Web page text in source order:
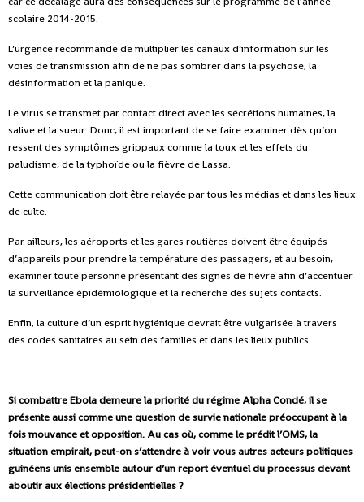
scolaire 2014-2015.
L’urgence recommande de multiplier les canaux d’information sur les
voies de transmission afin de ne pas sombrer dans la psychose, la
désinformation et la panique.
Le virus se transmet par contact direct avec les sécrétions humaines, la
salive et la sueur. Donc, il est important de se faire examiner dès qu’on
ressent des symptômes grippaux comme la toux et les effets du
paludisme, de la typhoïde ou la fièvre de Lassa.
Cette communication doit être relayée par tous les médias et dans les lieux
de culte.
Par ailleurs, les aéroports et les gares routières doivent être équipés
d’appareils pour prendre la température des passagers, et au besoin,
examiner toute personne présentant des signes de fièvre afin d’accentuer
la surveillance épidémiologique et la recherche des sujets contacts.
Enfin, la culture d’un esprit hygiénique devrait être vulgarisée à travers
des codes sanitaires au sein des familles et dans les lieux publics.
Si combattre Ebola demeure la priorité du régime Alpha Condé, il se
présente aussi comme une question de survie nationale préoccupant à la
fois mouvance et opposition. Au cas où, comme le prédit l’OMS, la
situation empirait, peut-on s’attendre à voir vous autres acteurs politiques
guinéens unis ensemble autour d’un report éventuel du processus devant
aboutir aux élections présidentielles ?